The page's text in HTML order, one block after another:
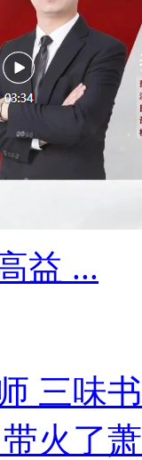
益 ...
三味
火了